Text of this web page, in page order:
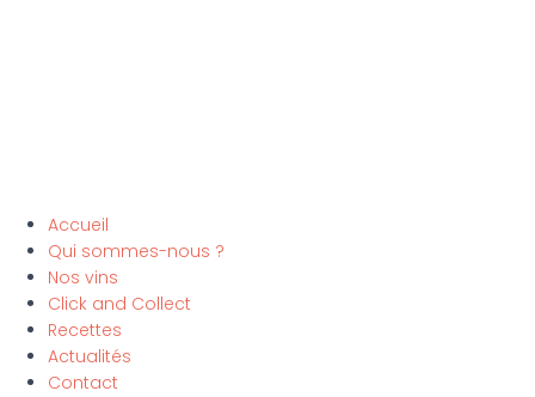
Accueil
Qui sommes-nous ?
Nos vins
Click and Collect
Recettes
Actualités
Contact